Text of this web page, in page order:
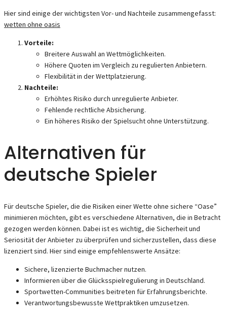
Hier sind einige der wichtigsten Vor- und Nachteile zusammengefasst:
wetten ohne oasis
Vorteile:
Breitere Auswahl an Wettmöglichkeiten.
Höhere Quoten im Vergleich zu regulierten Anbietern.
Flexibilität in der Wettplatzierung.
Nachteile:
Erhöhtes Risiko durch unregulierte Anbieter.
Fehlende rechtliche Absicherung.
Ein höheres Risiko der Spielsucht ohne Unterstützung.
Alternativen für
deutsche Spieler
Für deutsche Spieler, die die Risiken einer Wette ohne sichere “Oase”
minimieren möchten, gibt es verschiedene Alternativen, die in Betracht
gezogen werden können. Dabei ist es wichtig, die Sicherheit und
Seriosität der Anbieter zu überprüfen und sicherzustellen, dass diese
lizenziert sind. Hier sind einige empfehlenswerte Ansätze:
Sichere, lizenzierte Buchmacher nutzen.
Informieren über die Glücksspielregulierung in Deutschland.
Sportwetten-Communities beitreten für Erfahrungsberichte.
Verantwortungsbewusste Wettpraktiken umzusetzen.